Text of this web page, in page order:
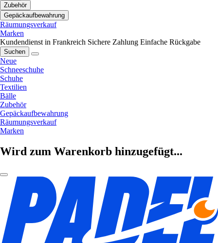
Zubehör
Gepäckaufbewahrung
Räumungsverkauf
Marken
Kundendienst in Frankreich Sichere Zahlung Einfache Rückgabe
Suchen
Neue
Schneeschuhe
Schuhe
Textilien
Bälle
Zubehör
Gepäckaufbewahrung
Räumungsverkauf
Marken
Wird zum Warenkorb hinzugefügt...